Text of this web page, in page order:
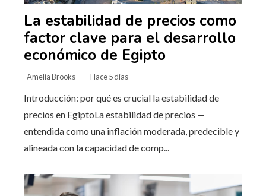
La estabilidad de precios como
factor clave para el desarrollo
económico de Egipto
Amelia Brooks Hace 5 días
Introducción: por qué es crucial la estabilidad de
precios en EgiptoLa estabilidad de precios —
entendida como una inflación moderada, predecible y
alineada con la capacidad de comp...